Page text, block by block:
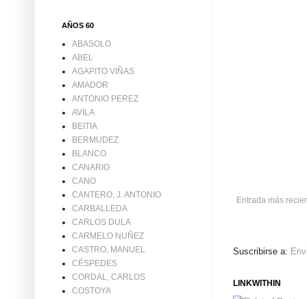
Entrada más
Suscribirse a:
LINKWITHIN
AÑOS 60
ABASOLO
ABEL
AGAPITO VIÑAS
AMADOR
ANTONIO PEREZ
AVILA
BEITIA
BERMUDEZ
BLANCO
CANARIO
CANO
CANTERO, J. ANTONIO
CARBALLEDA
CARLOS DULA
CARMELO NUÑEZ
CASTRO, MANUEL
CÉSPEDES
CORDAL, CARLOS
COSTOYA